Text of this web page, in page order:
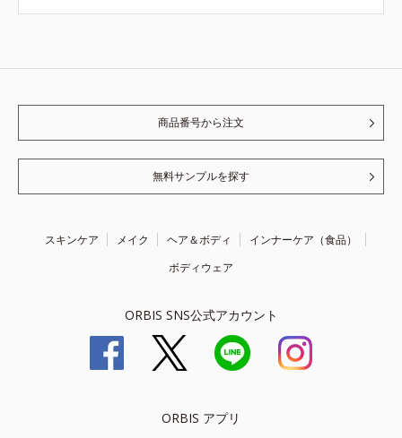
商品番号から注文
無料サンプルを探す
スキンケア メイク ヘア＆ボディ
インナーケア（食品）
ボディウェア
ORBIS SNS公式アカウント
ORBIS アプリ